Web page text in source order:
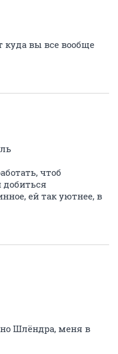
куда вы все вообще
чтоб
ей так уютнее, в
Шлёндра, меня в